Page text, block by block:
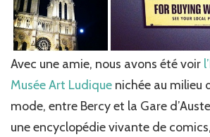
Avec une amie, nous avons été voir
Musée Art Ludique nichée au milieu
mode, entre Bercy et la Gare
une encyclopédie vivante de